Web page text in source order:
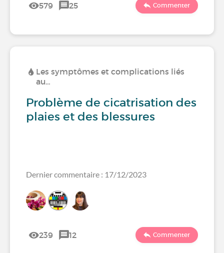
579 25 Commenter
Les symptômes et complications liés
au…
Problème de cicatrisation des
plaies et des blessures
Dernier commentaire : 17/12/2023
239 12 Commenter